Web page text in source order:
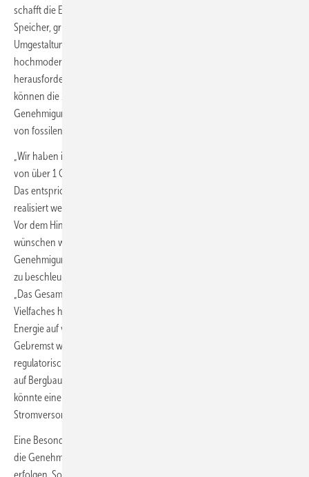
schafft die EPNE eine zentrale Grundlage für Folgeinvestitionen in
Speicher, grünen Wasserstoff und grüne Industrie und damit für die
Umgestaltung der Braunkohleregionen zu CO
hochmodernen Industriestandorten – einer der wichtigsten und
herausforderndsten Bausteine der Energiewende. Darüber hinaus
können die 1 GW Erneuerbare-Energie-Projekte in
Genehmigungsverfahren einen wichtigen Beitrag zur Unabhängigkeit
von fossilen Energieimporten leisten.
„Wir haben in kaum zwei Jahren 14 Erneuerbare-Energien-Projekte
von über 1 GW Gesamtleistung in Genehmigungsverfahren gebracht.
Das entspricht in etwa der Leistung eines Atomkraftwerks, die
realisiert werden können, sobald die Baugenehmigungen vorliegen.
Vor dem Hintergrund der Diskussion um Laufzeitverlängerungen
wünschen wir uns mutige Initiativen seitens der Politik
Genehmigungsprozesse für Erneuerbare-Energien-Projekte deutlich
zu beschleunigen,“ so Dominique Guillou, Geschäftsführer der EPNE.
„Das Gesamtpotenzial auf Bergbaufolgeflächen liegt noch um ein
Vielfaches höher und bietet die Möglichkeit große Mengen an grüner
Energie auf vergleichsweise konfliktarmen Flächen zu erzeugen.
Gebremst werden große Teile des Potenzials aktuell durch einen
regulatorischen Rahmen, der den Ausbau von Erneuerbaren Energien
auf Bergbaufolgeflächen behindert. Die Umsetzung dieser Anlagen
könnte eine enorme Chance für die heimische klimaverträgliche
Stromversorgung und die Bergbauregionen bedeuten.“
Eine Besonderheit der Projekte im Genehmigungsverfahren ist, dass
die Genehmigungen nach unterschiedlichen rechtlichen Verfahren